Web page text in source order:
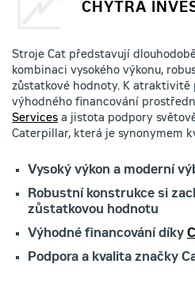
CHYTRÁ
Stroje Cat představují
kombinaci vysokého výkonu,
zůstatkové hodnoty. K atraktivitě
výhodného financování
Services a jistota podpory
Caterpillar, která je synonymem
Vysoký výkon a moderní
Robustní konstrukce si
zůstatkovou hodnotu
Výhodné financování díky
Podpora a kvalita značky